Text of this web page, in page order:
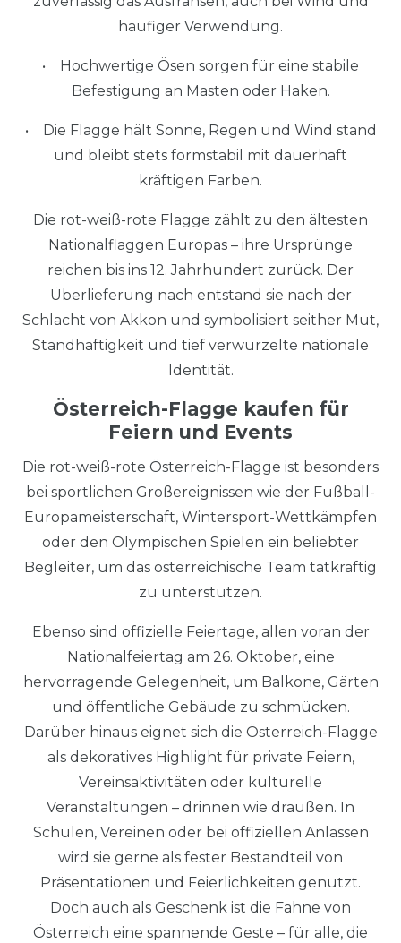
häufiger Verwendung.
• Hochwertige Ösen sorgen für eine stabile
Befestigung an Masten oder Haken.
• Die Flagge hält Sonne, Regen und Wind stand
und bleibt stets formstabil mit dauerhaft
kräftigen Farben.
Die rot-weiß-rote Flagge zählt zu den ältesten
Nationalflaggen Europas – ihre Ursprünge
reichen bis ins 12. Jahrhundert zurück. Der
Überlieferung nach entstand sie nach der
Schlacht von Akkon und symbolisiert seither Mut,
Standhaftigkeit und tief verwurzelte nationale
Identität.
Österreich-Flagge kaufen für
Feiern und Events
Die rot-weiß-rote Österreich-Flagge ist besonders
bei sportlichen Großereignissen wie der Fußball-
Europameisterschaft, Wintersport-Wettkämpfen
oder den Olympischen Spielen ein beliebter
Begleiter, um das österreichische Team tatkräftig
zu unterstützen.
Ebenso sind offizielle Feiertage, allen voran der
Nationalfeiertag am 26. Oktober, eine
hervorragende Gelegenheit, um Balkone, Gärten
und öffentliche Gebäude zu schmücken.
Darüber hinaus eignet sich die Österreich-Flagge
als dekoratives Highlight für private Feiern,
Vereinsaktivitäten oder kulturelle
Veranstaltungen – drinnen wie draußen. In
Schulen, Vereinen oder bei offiziellen Anlässen
wird sie gerne als fester Bestandteil von
Präsentationen und Feierlichkeiten genutzt.
Doch auch als Geschenk ist die Fahne von
Österreich eine spannende Geste – für alle, die